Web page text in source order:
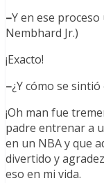
–Y en ese
Nembhard Jr.)
¡Exacto!
–¿Y cómo se sintió
¡Oh man fue
padre entrenar a
en un NBA y que
divertido y
eso en mi vida.